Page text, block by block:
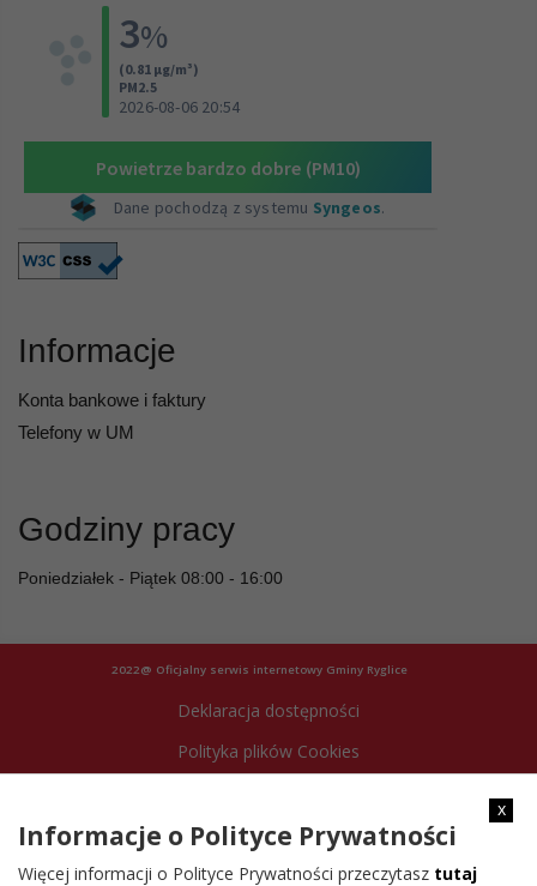
Informacje
Konta bankowe i faktury
Telefony w UM
Godziny pracy
Poniedziałek - Piątek 08:00 - 16:00
2022@ Oficjalny serwis internetowy Gminy Ryglice
Deklaracja dostępności
Polityka plików Cookies
x
Informacje o Polityce Prywatności
Więcej informacji o Polityce Prywatności przeczytasz tutaj